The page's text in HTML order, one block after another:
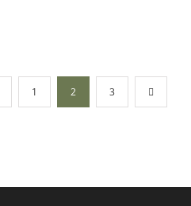
1 2 3